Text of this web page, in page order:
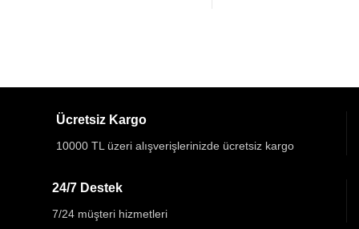
Ücretsiz Kargo
10000 TL üzeri alışverişlerinizde ücretsiz kargo
24/7 Destek
7/24 müşteri hizmetleri